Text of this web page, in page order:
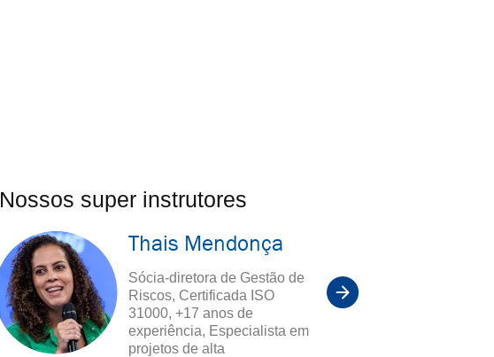
Nossos super instrutores
Thais Mendonça
Sócia-diretora de Gestão de
Riscos, Certificada ISO
31000, +17 anos de
experiência, Especialista em
projetos de alta